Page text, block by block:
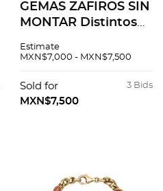
GEMAS ZAFIROS SIN
MONTAR Distintos
incompletas. ~67.20
Estimate
MXN$7,000 - MXN$7,500
3 Bids
Sold for
MXN$7,500